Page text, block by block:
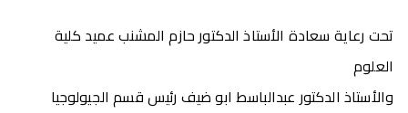
تحت رعاية سعادة الأستاذ الدكتور حازم المشنب عميد كلية
العلوم
والأستاذ الدكتور عبدالباسط ابو ضيف رئيس قسم الجيولوجيا